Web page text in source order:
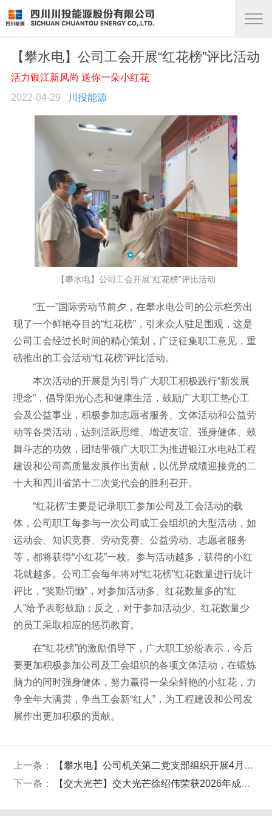
【攀水电】公司工会开展“红花榜”评比活动
活力银江新风尚 送你一朵小红花
2022-04-29
川投能源
【攀水电】公司工会开展“红花榜”评比活动
“五一”国际劳动节前夕，在攀水电公司的公示栏旁出
现了一个鲜艳夺目的“红花榜”，引来众人驻足围观，这是
公司工会经过长时间的精心策划，广泛征集职工意见，重
磅推出的工会活动“红花榜”评比活动。
本次活动的开展是为引导广大职工积极践行“新发展
理念”，倡导阳光心态和健康生活，鼓励广大职工热心工
会及公益事业，积极参加志愿者服务、文体活动和公益劳
动等各类活动，达到活跃思维、增进友谊、强身健体、鼓
舞斗志的功效，团结带领广大职工为推进银江水电站工程
建设和公司高质量发展作出贡献，以优异成绩迎接党的二
十大和四川省第十二次党代会的胜利召开。
“红花榜”主要是记录职工参加公司及工会活动的载
体，公司职工每参与一次公司或工会组织的大型活动，如
运动会、知识竞赛、劳动竞赛、公益劳动、志愿者服务
等，都将获得“小红花”一枚。参与活动越多，获得的小红
花就越多。公司工会每年将对“红花榜”红花数量进行统计
评比，“奖勤罚懒”，对参加活动多、红花数量多的“红
人”给予表彰鼓励；反之，对于参加活动少、红花数量少
的员工采取相应的惩罚教育。
在“红花榜”的激励倡导下，广大职工纷纷表示，今后
要更加积极参加公司及工会组织的各项文体活动，在锻炼
脑力的同时强身健体，努力赢得一朵朵鲜艳的小红花，力
争全年大满贯，争当工会新“红人”，为工程建设和公司发
展作出更加积极的贡献。
上一条：
【攀水电】公司机关第二党支部组织开展4月份主题党日活动
下一条：
【交大光芒】交大光芒徐绍伟荣获2026年成都百万职工劳动和技能大赛武侯区人工智能训练师比赛一等奖